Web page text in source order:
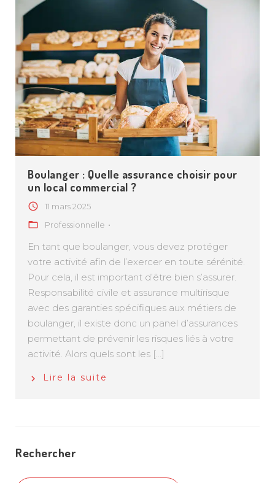
Boulanger : Quelle assurance choisir pour
un local commercial ?
11 mars 2025
Professionnelle
En tant que boulanger, vous devez protéger
votre activité afin de l’exercer en toute sérénité.
Pour cela, il est important d’être bien s’assurer.
Responsabilité civile et assurance multirisque
avec des garanties spécifiques aux métiers de
boulanger, il existe donc un panel d’assurances
permettant de prévenir les risques liés à votre
activité. Alors quels sont les […]
Lire la suite
Rechercher